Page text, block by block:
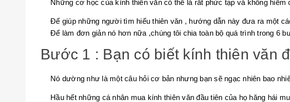
Những cơ học của kính thiên văn có thể là rất phức tạp và không
Để giúp những người tìm hiểu thiên văn , hướng dẫn này đưa ra một
Để làm đơn giản nó hơn nữa ,chúng tôi chia toàn bộ quá trình trong 6
Bước 1 : Bạn có biết kính thiên văn
Nó dường như là một câu hỏi cơ bản nhưng bạn sẽ ngạc nhiên bao
Hầu hết những cá nhân mua kính thiên văn đầu tiên của họ hăng hái